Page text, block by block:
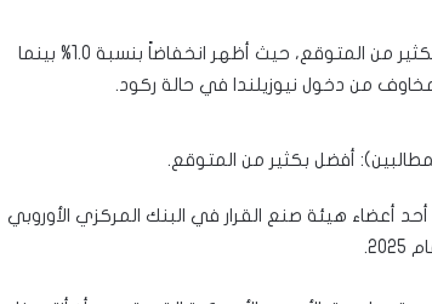
الناتج المحلي الإجمالي النيوزيلندي: كان هذا أسوأ بكثير من المتوقع، حيث أظهر انخفاضاً بنسبة 1.0% بينما
أفضل بكثير من المتوقع.
أحد أعضاء هيئة صنع القرار في البنك المركزي الأوروبي